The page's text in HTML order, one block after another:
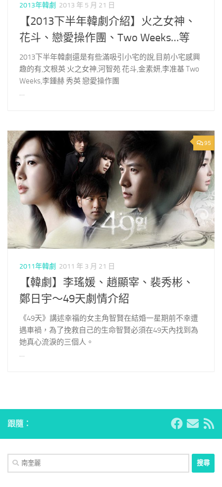
2013年韓劇 2013 年 5 月 21 日
【2013下半年韓劇介紹】火之女神、
花斗、戀愛操作團、Two Weeks…等
2013下半年韓劇還是有些滿吸引小宅的說,目前小宅感興
趣的有,文根英 火之女神,河智苑 花斗,金素妍,李准基 Two
Weeks,李鍾赫 秀英 戀愛操作團
…
95
2011年韓劇 2011 年 3 月 21 日
【韓劇】李瑤媛、趙顯宰、裴秀彬、
鄭日宇～49天劇情介紹
《49天》講述幸福的女主角智賢在結婚一星期前不幸遭
遇車禍，為了挽救自己的生命智賢必須在49天內找到為
她真心流淚的三個人。
…
跟隨：
搜
尋